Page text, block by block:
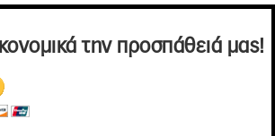
την προσπάθειά μας!